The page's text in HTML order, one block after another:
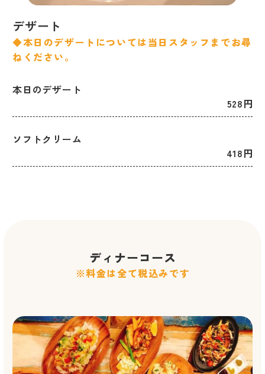
デザート
◆本日のデザートについては当日スタッフまでお尋
ねください。
本日のデザート
528円
ソフトクリーム
418円
ディナーコース
※料金は全て税込みです